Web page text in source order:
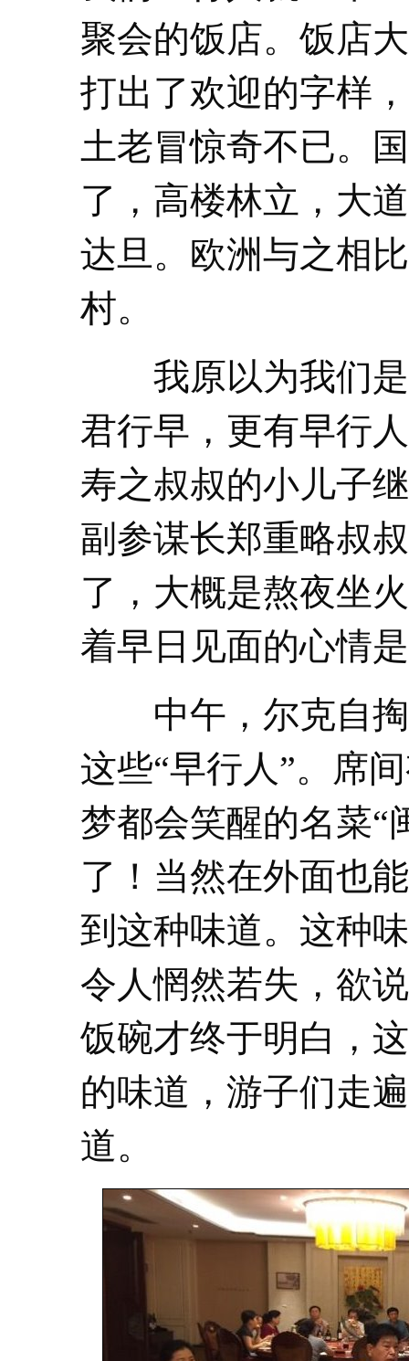
聚会的饭店。饭店
打出了欢迎的字样
土老冒惊奇不已。
了，高楼林立，大
达旦。欧洲与之相
村。
我原以为我们
君行早，更有早行
寿之叔叔的小儿子
副参谋长郑重略叔
了，大概是熬夜坐
着早日见面的心情
中午，尔克自
这些“早行人”。席
梦都会笑醒的名菜“
了！当然在外面也
到这种味道。这种
令人惘然若失，欲
饭碗才终于明白，
的味道，游子们走
道。